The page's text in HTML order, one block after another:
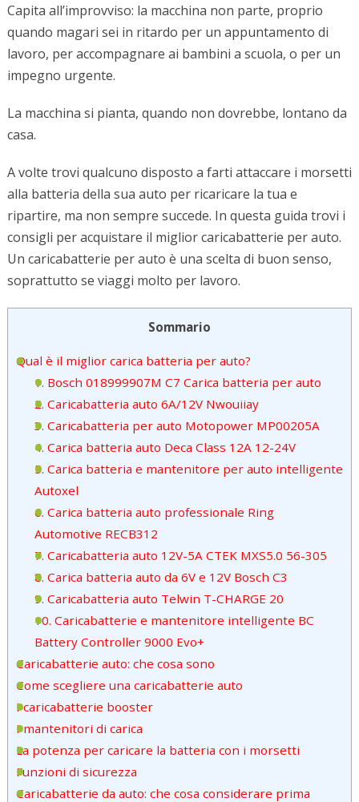
Capita all’improvviso: la macchina non parte, proprio
quando magari sei in ritardo per un appuntamento di
lavoro, per accompagnare ai bambini a scuola, o per un
impegno urgente.
La macchina si pianta, quando non dovrebbe, lontano da
casa.
A volte trovi qualcuno disposto a farti attaccare i morsetti
alla batteria della sua auto per ricaricare la tua e
ripartire, ma non sempre succede. In questa guida trovi i
consigli per acquistare il miglior caricabatterie per auto.
Un caricabatterie per auto è una scelta di buon senso,
soprattutto se viaggi molto per lavoro.
Sommario
Qual è il miglior carica batteria per auto?
1. Bosch 018999907M C7 Carica batteria per auto
2. Caricabatteria auto 6A/12V Nwouiiay
3. Caricabatteria per auto Motopower MP00205A
4. Carica batteria auto Deca Class 12A 12-24V
5. Carica batteria e mantenitore per auto intelligente
Autoxel
6. Carica batteria auto professionale Ring
Automotive RECB312
7. Caricabatteria auto 12V-5A CTEK MXS5.0 56-305
8. Carica batteria auto da 6V e 12V Bosch C3
9. Caricabatteria auto Telwin T-CHARGE 20
10. Caricabatterie e mantenitore intelligente BC
Battery Controller 9000 Evo+
Caricabatterie auto: che cosa sono
Come scegliere una caricabatterie auto
I caricabatterie booster
I mantenitori di carica
La potenza per caricare la batteria con i morsetti
Funzioni di sicurezza
Caricabatterie da auto: che cosa considerare prima